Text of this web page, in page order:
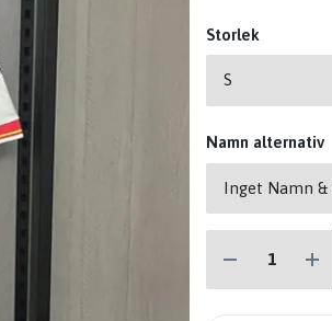
Storlek
Namn alternativ